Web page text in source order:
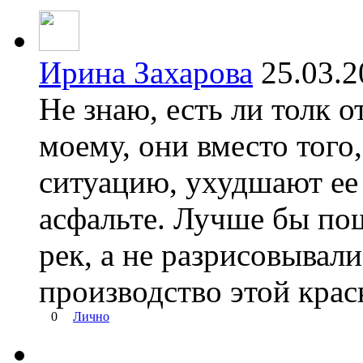
Ирина Захарова
Не знаю, есть ли толк
моему, они вместо
ситуацию, ухудшают
асфальте. Лучше бы
рек, а не
производство этой
0 Лично